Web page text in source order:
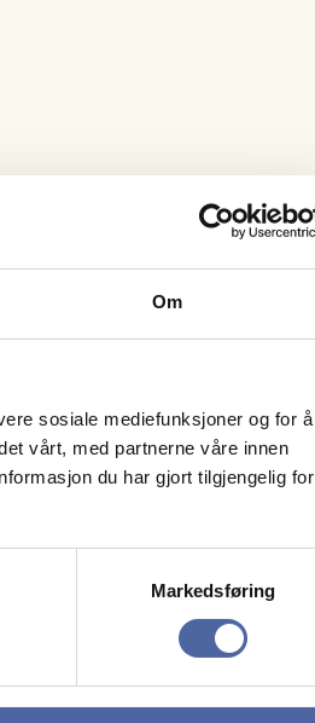
Om
sosiale mediefunksjoner og for å
vårt, med partnerne våre innen
du har gjort tilgjengelig for
Markedsføring